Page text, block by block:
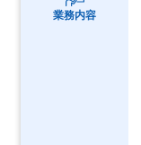
業務内容